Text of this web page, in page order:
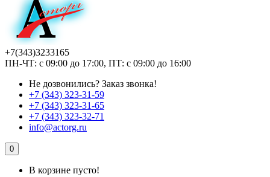
+7(343)3233165
ПН-ЧТ: с 09:00 до 17:00, ПТ: с 09:00 до 16:00
Не дозвонились? Заказ звонка!
+7 (343) 323-31-59
+7 (343) 323-31-65
+7 (343) 323-32-71
info@actorg.ru
0
В корзине пусто!